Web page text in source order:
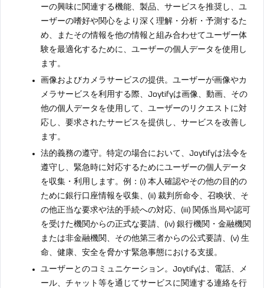
ーの興味に関連する機能、製品、サービスを推奨し、ユ
ーザーの嗜好や関心をより深く理解・分析・予測するた
め、またその情報を他の情報と組み合わせてユーザー体
験を最適化するために、ユーザーの個人データを使用し
ます。
画像およびカメラサービスの提供。ユーザーが画像やカ
メラサービスを利用する際、Joytifyは画像、動画、その
他の個人データを使用して、ユーザーのリクエストに対
応し、要求されたサービスを提供し、サービスを改善し
ます。
法的義務の遵守。特定の場合において、Joytifyは法令を
遵守し、緊急時に対応するためにユーザーの個人データ
を収集・利用します。例：(i) 本人確認やその他の目的の
ために銀行口座情報を収集、(ii) 裁判所命令、召喚状、そ
の他正当な要求や法的手続への対応、(iii) 関係当局や認可
を受けた機関からの正式な要請、(iv) 銀行機関・金融機関
または非金融機関、その他第三者からの公式要請、(v) 生
命、健康、安全を脅かす緊急事態における支援。
ユーザーとのコミュニケーション。Joytifyは、電話、メ
ール、チャット等を通じてサービスに関連する連絡を行